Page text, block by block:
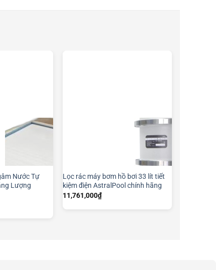
Nước Tự
Lượng
Lọc rác máy bơm hồ bơi 33 lít tiết
kiệm điện AstralPool chính hãng
11,761,000₫